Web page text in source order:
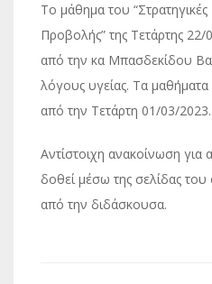
Το μάθημα του “Στρατηγικές
Προβολής” της Τετάρτης 22/
από την κα Μπασδεκίδου
λόγους υγείας. Τα
από την Τετάρτη 01/03/2023.
Αντίστοιχη ανακοίνωση
δοθεί μέσω της σελίδας
από την διδάσκουσα.